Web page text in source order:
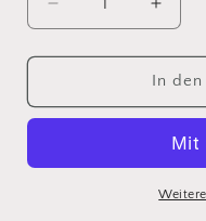
Verringere
die
Menge
Hingucker!
Web
Erhöhe
die
für
Web
Label
In